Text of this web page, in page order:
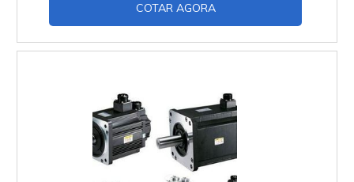
também pode servir para processos de
posicionamento mais preciso. Devido a
industrial de uma empresa, é fundamental que
ela co....
COTAR AGORA